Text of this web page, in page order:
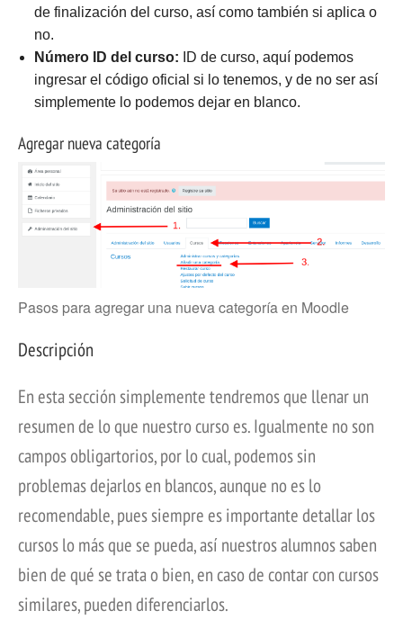
de finalización del curso, así como también si aplica o
no.
Número ID del curso: ID de curso, aquí podemos
ingresar el código oficial si lo tenemos, y de no ser así
simplemente lo podemos dejar en blanco.
Agregar nueva categoría
Pasos para agregar una nueva categoría en Moodle
Descripción
En esta sección simplemente tendremos que llenar un
resumen de lo que nuestro curso es. Igualmente no son
campos obligartorios, por lo cual, podemos sin
problemas dejarlos en blancos, aunque no es lo
recomendable, pues siempre es importante detallar los
cursos lo más que se pueda, así nuestros alumnos saben
bien de qué se trata o bien, en caso de contar con cursos
similares, pueden diferenciarlos.